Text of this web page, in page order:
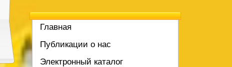
Главная
Публикации о нас
Электронный каталог